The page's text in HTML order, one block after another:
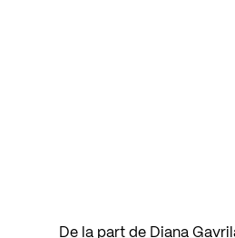
De la part de Diana